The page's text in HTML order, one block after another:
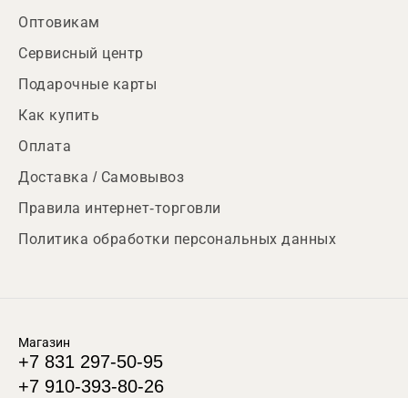
Оптовикам
Сервисный центр
Подарочные карты
Как купить
Оплата
Доставка / Самовывоз
Правила интернет-торговли
Политика обработки персональных данных
Магазин
+7 831 297-50-95
+7 910-393-80-26